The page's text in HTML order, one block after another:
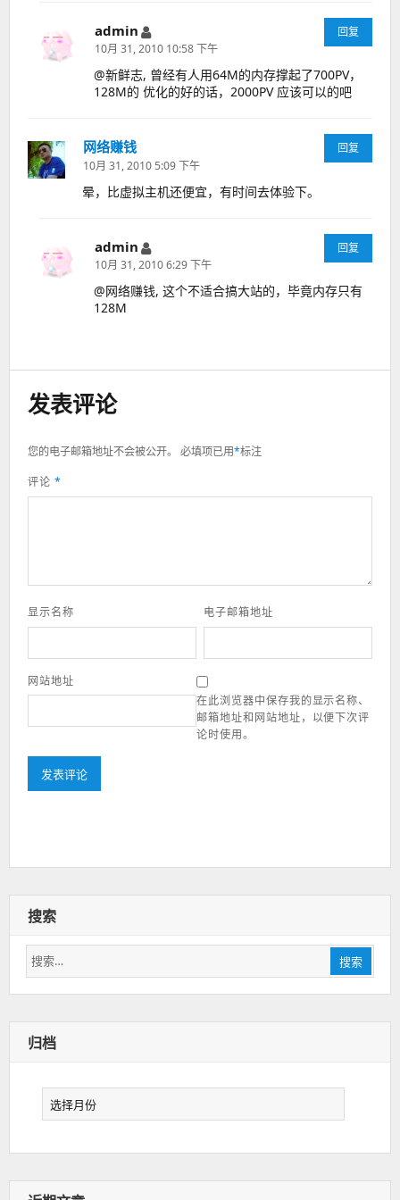
admin
说
道：
10月 31, 2010 10:58 下午
@新鲜志, 曾经有人用64M的内存撑起了700PV，
128M的 优化的好的话，2000PV 应该可以的吧
回复
网络赚钱
道：
10月 31, 2010 5:09 下午
晕，比虚拟主机还便宜，有时间去体验下。
回复
admin
说
道：
10月 31, 2010 6:29 下午
@网络赚钱, 这个不适合搞大站的，毕竟内存只有
128M
回复
发表评论
您的电子邮箱地址不会被公开。 必填项已用*标注
评论 *
显示名称 电子邮箱地址
网站地址
在此浏览器中保存我的显示名称、
邮箱地址和网站地址，以便下次评
论时使用。
搜索
搜
索：
搜索
归档